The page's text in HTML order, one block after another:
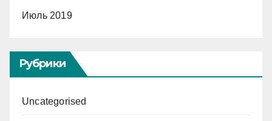
Июль 2019
Рубрики
Uncategorised